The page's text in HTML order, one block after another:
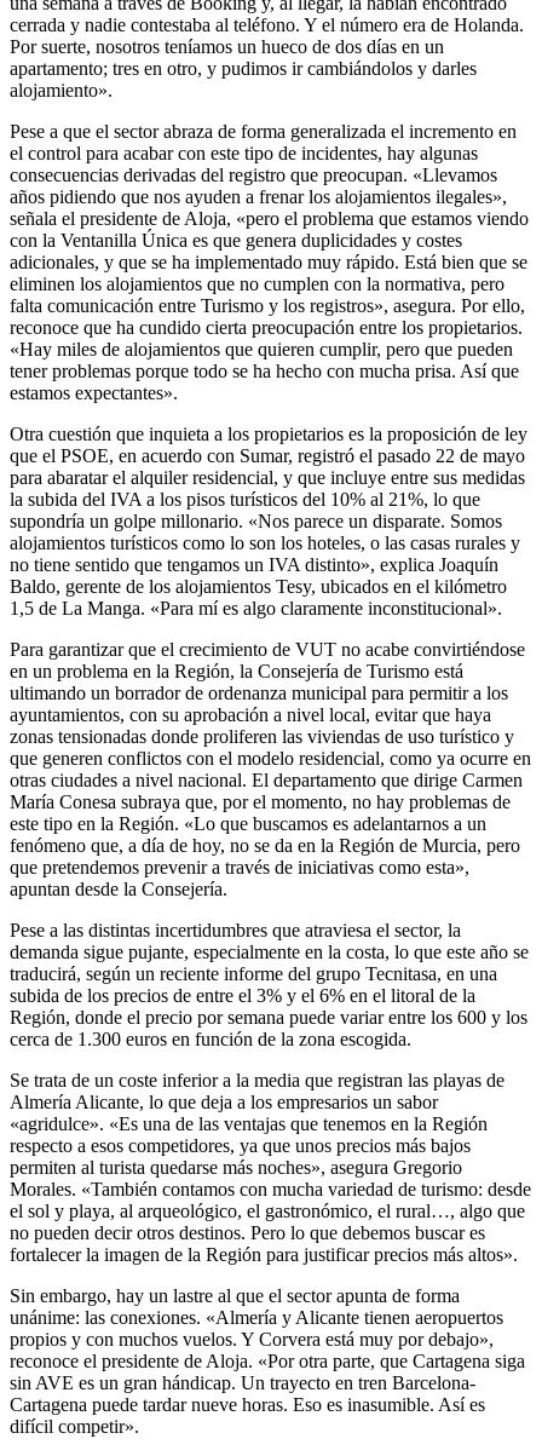
cerrada y nadie contestaba al teléfono. Y el número era de Holanda.
Por suerte, nosotros teníamos un hueco de dos días en un
apartamento; tres en otro, y pudimos ir cambiándolos y darles
alojamiento».
Pese a que el sector abraza de forma generalizada el incremento en
el control para acabar con este tipo de incidentes, hay algunas
consecuencias derivadas del registro que preocupan. «Llevamos
años pidiendo que nos ayuden a frenar los alojamientos ilegales»,
señala el presidente de Aloja, «pero el problema que estamos viendo
con la Ventanilla Única es que genera duplicidades y costes
adicionales, y que se ha implementado muy rápido. Está bien que se
eliminen los alojamientos que no cumplen con la normativa, pero
falta comunicación entre Turismo y los registros», asegura. Por ello,
reconoce que ha cundido cierta preocupación entre los propietarios.
«Hay miles de alojamientos que quieren cumplir, pero que pueden
tener problemas porque todo se ha hecho con mucha prisa. Así que
estamos expectantes».
Otra cuestión que inquieta a los propietarios es la proposición de ley
que el PSOE, en acuerdo con Sumar, registró el pasado 22 de mayo
para abaratar el alquiler residencial, y que incluye entre sus medidas
la subida del IVA a los pisos turísticos del 10% al 21%, lo que
supondría un golpe millonario. «Nos parece un disparate. Somos
alojamientos turísticos como lo son los hoteles, o las casas rurales y
no tiene sentido que tengamos un IVA distinto», explica Joaquín
Baldo, gerente de los alojamientos Tesy, ubicados en el kilómetro
1,5 de La Manga. «Para mí es algo claramente inconstitucional».
Para garantizar que el crecimiento de VUT no acabe convirtiéndose
en un problema en la Región, la Consejería de Turismo está
ultimando un borrador de ordenanza municipal para permitir a los
ayuntamientos, con su aprobación a nivel local, evitar que haya
zonas tensionadas donde proliferen las viviendas de uso turístico y
que generen conflictos con el modelo residencial, como ya ocurre en
otras ciudades a nivel nacional. El departamento que dirige Carmen
María Conesa subraya que, por el momento, no hay problemas de
este tipo en la Región. «Lo que buscamos es adelantarnos a un
fenómeno que, a día de hoy, no se da en la Región de Murcia, pero
que pretendemos prevenir a través de iniciativas como esta»,
apuntan desde la Consejería.
Pese a las distintas incertidumbres que atraviesa el sector, la
demanda sigue pujante, especialmente en la costa, lo que este año se
traducirá, según un reciente informe del grupo Tecnitasa, en una
subida de los precios de entre el 3% y el 6% en el litoral de la
Región, donde el precio por semana puede variar entre los 600 y los
cerca de 1.300 euros en función de la zona escogida.
Se trata de un coste inferior a la media que registran las playas de
Almería Alicante, lo que deja a los empresarios un sabor
«agridulce». «Es una de las ventajas que tenemos en la Región
respecto a esos competidores, ya que unos precios más bajos
permiten al turista quedarse más noches», asegura Gregorio
Morales. «También contamos con mucha variedad de turismo: desde
el sol y playa, al arqueológico, el gastronómico, el rural…, algo que
no pueden decir otros destinos. Pero lo que debemos buscar es
fortalecer la imagen de la Región para justificar precios más altos».
Sin embargo, hay un lastre al que el sector apunta de forma
unánime: las conexiones. «Almería y Alicante tienen aeropuertos
propios y con muchos vuelos. Y Corvera está muy por debajo»,
reconoce el presidente de Aloja. «Por otra parte, que Cartagena siga
sin AVE es un gran hándicap. Un trayecto en tren Barcelona-
Cartagena puede tardar nueve horas. Eso es inasumible. Así es
difícil competir».